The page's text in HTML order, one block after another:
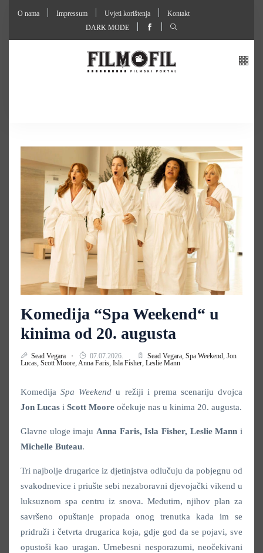
O nama Impressum Uvjeti korištenja
Kontakt
DARK MODE
Komedija “Spa Weekend“ u
kinima od 20. augusta
Sead Vegara 07.07.2026. Sead Vegara, Spa Weekend, Jon
Lucas, Scott Moore,Anna Faris, Isla Fisher, Leslie Mann
KomedijaSpa Weekendu režiji i prema scenariju dvojca
Jon Lucas i Scott Moore očekuje nas u kinima 20. augusta.
Glavne uloge imaju Anna Faris, Isla Fisher, Leslie Mann i
Michelle Buteau.
Tri najbolje drugarice iz djetinjstva odlučuju da pobjegnu od
svakodnevice i priušte sebi nezaboravni djevojački vikend u
luksuznom spa centru iz snova. Međutim, njihov plan za
savršeno opuštanje propada onog trenutka kada im se
pridruži i četvrta drugarica koja, gdje god da se pojavi, sve
opustoši kao uragan. Urnebesni nesporazumi, neočekivani